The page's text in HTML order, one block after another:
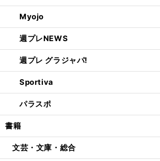
Myojo
週プレNEWS
週プレ グラジャパ!
Sportiva
パラスポ
書籍
文芸・文庫・総合